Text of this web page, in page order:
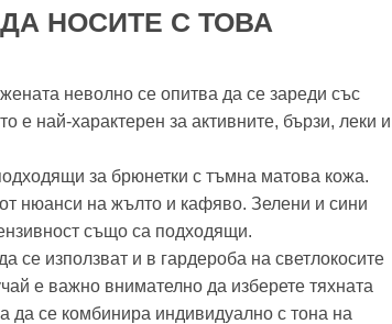
НОСИТЕ С ТОВА
неволно се опитва да се зареди със
е най-характерен за активните, бързи, леки и
за брюнетки с тъмна матова кожа.
нюанси на жълто и кафяво. Зелени и сини
също са подходящи.
се използват и в гардероба на светлокосите
е важно внимателно да изберете тяхната
да се комбинира индивидуално с тона на